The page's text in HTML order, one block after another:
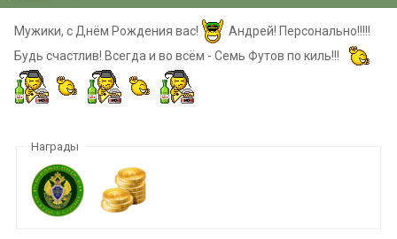
Мужики, с Днём Рождения вас!
Андрей! Персонально!!!!!
Будь счастлив! Всегда и во всём - Семь Футов по киль!!!
Награды